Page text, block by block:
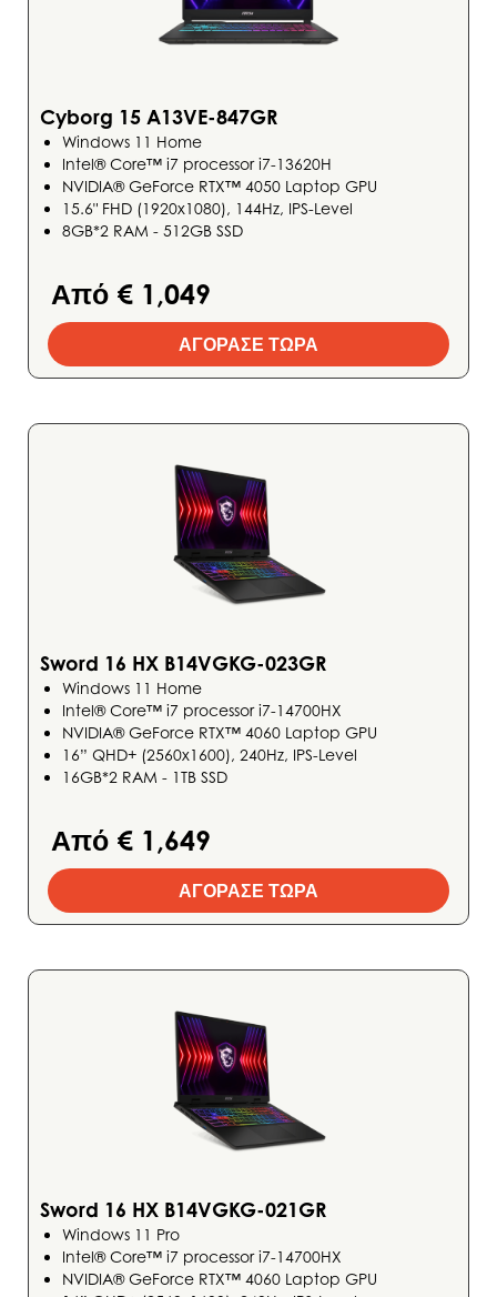
Cyborg 15 A13VE-847GR
Windows 11 Home
Intel® Core™ i7 processor i7-13620H
NVIDIA® GeForce RTX™ 4050 Laptop GPU
15.6" FHD (1920x1080), 144Hz, IPS-Level
8GB*2 RAM - 512GB SSD
Από € 1,049
ΑΓΟΡΑΣΕ ΤΩΡΑ
Sword 16 HX B14VGKG-023GR
Windows 11 Home
Intel® Core™ i7 processor i7-14700HX
NVIDIA® GeForce RTX™ 4060 Laptop GPU
16” QHD+ (2560x1600), 240Hz, IPS-Level
16GB*2 RAM - 1TB SSD
Από € 1,649
ΑΓΟΡΑΣΕ ΤΩΡΑ
Sword 16 HX B14VGKG-021GR
Windows 11 Pro
Intel® Core™ i7 processor i7-14700HX
NVIDIA® GeForce RTX™ 4060 Laptop GPU